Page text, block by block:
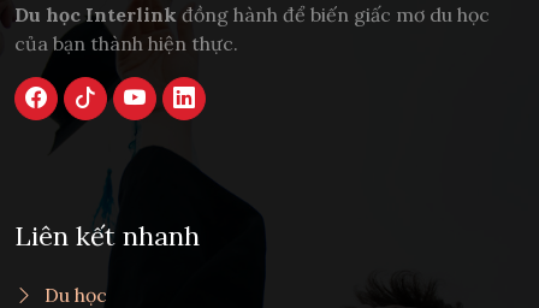
Du học Interlink đồng hành để biến giấc mơ du học
của bạn thành hiện thực.
Liên kết nhanh
Du học